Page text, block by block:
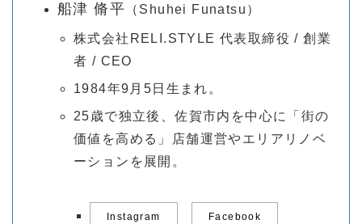
船津 脩平 （Shuhei Funatsu）
株式会社RELI.STYLE 代表取締役 / 創業
者 / CEO
1984年9月5日生まれ。
25歳で独立後、佐賀市内を中心に「街の
価値を高める」店舗運営やエリアリノベ
ーションを展開。
Instagram Facebook